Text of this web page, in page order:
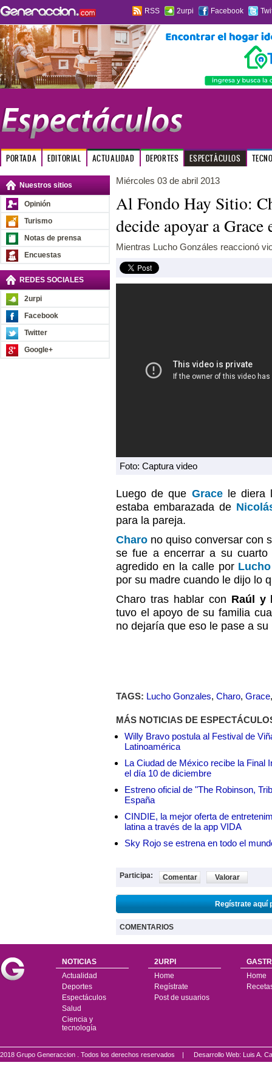
RSS 2urpi Facebook
PORTADA EDITORIAL ACTUALIDAD DEPORTES ESPECTÁCULOS
Nuestros sitios
Opinión
Turismo
Notas de prensa
Encuestas
REDES SOCIALES
2urpi
Facebook
Twitter
Google+
Miércoles 03 de abril 2013
Al Fondo Hay Sitio:
decide apoyar a Grace
Mientras Lucho Gonzáles reaccionó
Foto: Captura video
Luego de que Gracele diera
estaba embarazada de
para la pareja.
Charo no quiso conversar con
se fue a encerrar a su
agredido en la calle por
por su madre cuando le dijo lo
Charo tras hablar con Raúl y
tuvo el apoyo de su familia
no dejaría que eso le pase a
TAGS: Lucho Gonzales, Charo, Grace
MÁS NOTICIAS DE
Willy Bravo postula al Festival de
Latinoamérica
La Ciudad de México recibe la Final
el día 10 de diciembre
Estreno oficial de "The Robinson,
España
CINDIE, la mejor oferta de
latina a través de la app VIDA
Sky Rojo se estrena en todo el
Participa: Comentar Valorar
Regístrate aquí
COMENTARIOS
NOTICIAS
Actualidad
Deportes
Espectáculos
Salud
Ciencia y
tecnología
2URPI
Home
Regístrate
Post de usuarios
Home
2018 Grupo Generaccion . Todos los derechos reservados | Desarrollo Web: Luis